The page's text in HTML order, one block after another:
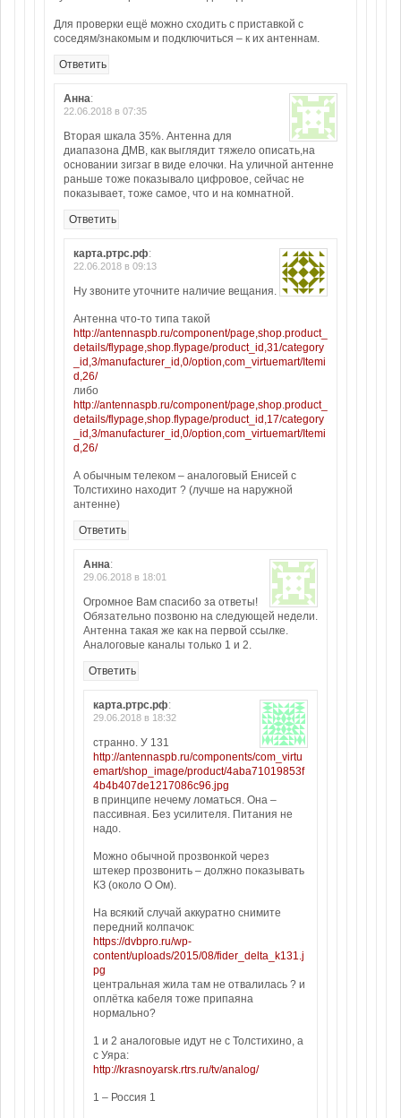
Для проверки ещё можно сходить с приставкой с
соседям/знакомым и подключиться – к их антеннам.
Ответить
Анна:
22.06.2018 в 07:35
Вторая шкала 35%. Антенна для
диапазона ДМВ, как выглядит тяжело описать,на
основании зигзаг в виде елочки. На уличной антенне
раньше тоже показывало цифровое, сейчас не
показывает, тоже самое, что и на комнатной.
Ответить
карта.ртрс.рф:
22.06.2018 в 09:13
Ну звоните уточните наличие вещания.
Антенна что-то типа такой
http://antennaspb.ru/component/page,shop.product_
details/flypage,shop.flypage/product_id,31/category
_id,3/manufacturer_id,0/option,com_virtuemart/Itemi
d,26/
либо
http://antennaspb.ru/component/page,shop.product_
details/flypage,shop.flypage/product_id,17/category
_id,3/manufacturer_id,0/option,com_virtuemart/Itemi
d,26/
А обычным телеком – аналоговый Енисей с
Толстихино находит ? (лучше на наружной
антенне)
Ответить
Анна:
29.06.2018 в 18:01
Огромное Вам спасибо за ответы!
Обязательно позвоню на следующей недели.
Антенна такая же как на первой ссылке.
Аналоговые каналы только 1 и 2.
Ответить
карта.ртрс.рф:
29.06.2018 в 18:32
странно. У 131
http://antennaspb.ru/components/com_virtu
emart/shop_image/product/4aba71019853f
4b4b407de1217086c96.jpg
в принципе нечему ломаться. Она –
пассивная. Без усилителя. Питания не
надо.
Можно обычной прозвонкой через
штекер прозвонить – должно показывать
КЗ (около О Ом).
На всякий случай аккуратно снимите
передний колпачок:
https://dvbpro.ru/wp-
content/uploads/2015/08/fider_delta_k131.j
pg
центральная жила там не отвалилась ? и
оплётка кабеля тоже припаяна
нормально?
1 и 2 аналоговые идут не с Толстихино, а
с Уяра:
http://krasnoyarsk.rtrs.ru/tv/analog/
1 – Россия 1